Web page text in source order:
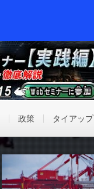
政策 タイアップ